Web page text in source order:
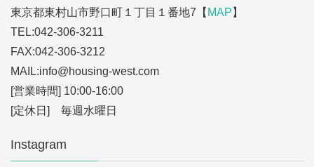
東京都東村山市野口町１丁目１番地7【 MAP 】
TEL:042-306-3211
FAX:042-306-3212
MAIL:info@housing-west.com
[営業時間] 10:00-16:00
[定休日] 毎週水曜日
Instagram